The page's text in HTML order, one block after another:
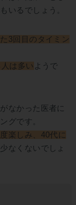
いるでしょう。
3回目のタイミン
は多い ようで
なかった医者に
グです。
楽しみ、40代に
なくないでしょ